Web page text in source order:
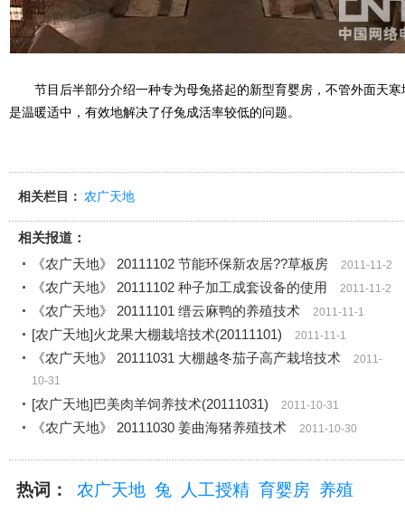
节目后半部分介绍一种专为母兔搭起的新型育婴房，不管外面天寒
是温暖适中，有效地解决了仔兔成活率较低的问题。
相关栏目： 农广天地
相关报道：
《农广天地》 20111102 节能环保新农居??草板房
2011-11-2
《农广天地》 20111102 种子加工成套设备的使用 2011-11-2
《农广天地》 20111101 缙云麻鸭的养殖技术 2011-11-1
[农广天地]火龙果大棚栽培技术(20111101) 2011-11-1
《农广天地》 20111031 大棚越冬茄子高产栽培技术 2011-
10-31
[农广天地]巴美肉羊饲养技术(20111031)
2011-10-31
《农广天地》 20111030 姜曲海猪养殖技术 2011-10-30
热词： 农广天地 兔 人工授精 育婴房 养殖